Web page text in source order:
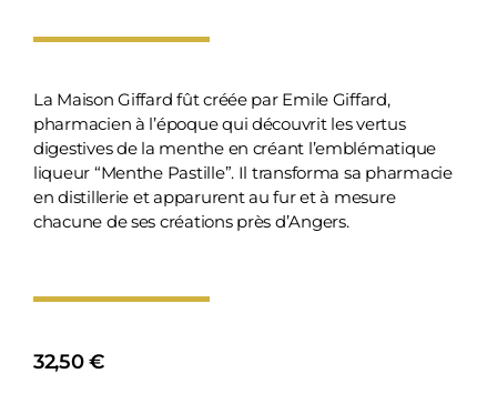
La Maison Giffard fût créée par Emile Giffard,
pharmacien à l’époque qui découvrit les vertus
digestives de la menthe en créant l’emblématique
liqueur “Menthe Pastille”. Il transforma sa pharmacie
en distillerie et apparurent au fur et à mesure
chacune de ses créations près d’Angers.
32,50€